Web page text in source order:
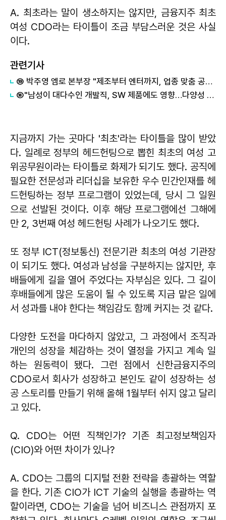
A. 최초라는 말이 생소하지는 않지만, 금융지주 최초
여성 CDO라는 타이틀이 조금 부담스러운 것은 사실
이다.
관련기사
⑲ 박주영 엠로 본부장 "제조부터 엔터까지, 업종 맞춤 공급망 OK"
⑯"남성이 대다수인 개발직, SW 제품에도 영향…다양성 높여야"
지금까지 가는 곳마다 '최초'라는 타이틀을 많이 받았
다. 일례로 정부의 헤드헌팅으로 뽑힌 최초의 여성 고
위공무원이라는 타이틀로 화제가 되기도 했다. 공직에
필요한 전문성과 리더십을 보유한 우수 민간인재를 헤
드헌팅하는 정부 프로그램이 있었는데, 당시 그 일원
으로 선발된 것이다. 이후 해당 프로그램에선 그해에
만 2, 3번째 여성 헤드헌팅 사례가 나오기도 했다.
또 정부 ICT(정보통신) 전문기관 최초의 여성 기관장
이 되기도 했다. 여성과 남성을 구분하지는 않지만, 후
배들에게 길을 열어 주었다는 자부심은 있다. 그 길이
후배들에게 많은 도움이 될 수 있도록 지금 맡은 일에
서 성과를 내야 한다는 책임감도 함께 커지는 것 같다.
다양한 도전을 마다하지 않았고, 그 과정에서 조직과
개인의 성장을 체감하는 것이 열정을 가지고 계속 일
하는 원동력이 됐다. 그런 점에서 신한금융지주의
CDO로서 회사가 성장하고 본인도 같이 성장하는 성
공 스토리를 만들기 위해 올해 1월부터 쉬지 않고 달리
고 있다.
Q. CDO는 어떤 직책인가? 기존 최고정보책임자
(CIO)와 어떤 차이가 있나?
A. CDO는 그룹의 디지털 전환 전략을 총괄하는 역할
을 한다. 기존 CIO가 ICT 기술의 실행을 총괄하는 역
할이라면, CDO는 기술을 넘어 비즈니스 관점까지 포